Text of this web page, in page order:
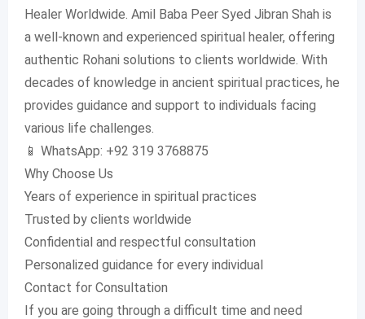
Healer Worldwide. Amil Baba Peer Syed Jibran Shah is
a well-known and experienced spiritual healer, offering
authentic Rohani solutions to clients worldwide. With
decades of knowledge in ancient spiritual practices, he
provides guidance and support to individuals facing
various life challenges.
📱 WhatsApp: +92 319 3768875
Why Choose Us
Years of experience in spiritual practices
Trusted by clients worldwide
Confidential and respectful consultation
Personalized guidance for every individual
Contact for Consultation
If you are going through a difficult time and need